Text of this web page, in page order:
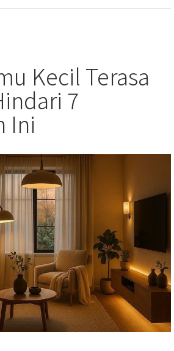
Kecil Terasa
7
Ini